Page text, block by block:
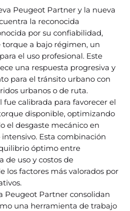
Peugeot Partner y la nueva
la reconocida
por su confiabilidad,
a bajo régimen, un
el uso profesional. Este
una respuesta progresiva y
para el tránsito urbano con
urbanos o de ruta.
calibrada para favorecer el
disponible, optimizando
el desgaste mecánico en
Esta combinación
óptimo entre
de uso y costos de
los factores más valorados por
Peugeot Partner consolidan
una herramienta de trabajo